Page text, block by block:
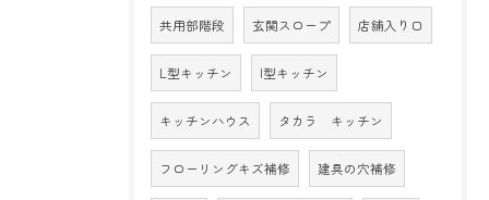
共用部階段 玄関スロープ 店舗入り口
L型キッチン I型キッチン
キッチンハウス タカラ キッチン
フローリングキズ補修 建具の穴補修